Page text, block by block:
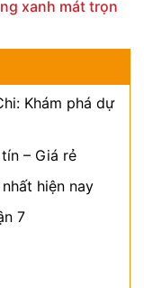
xanh mát trọn
Khám phá dự
– Giá rẻ
hiện nay
7